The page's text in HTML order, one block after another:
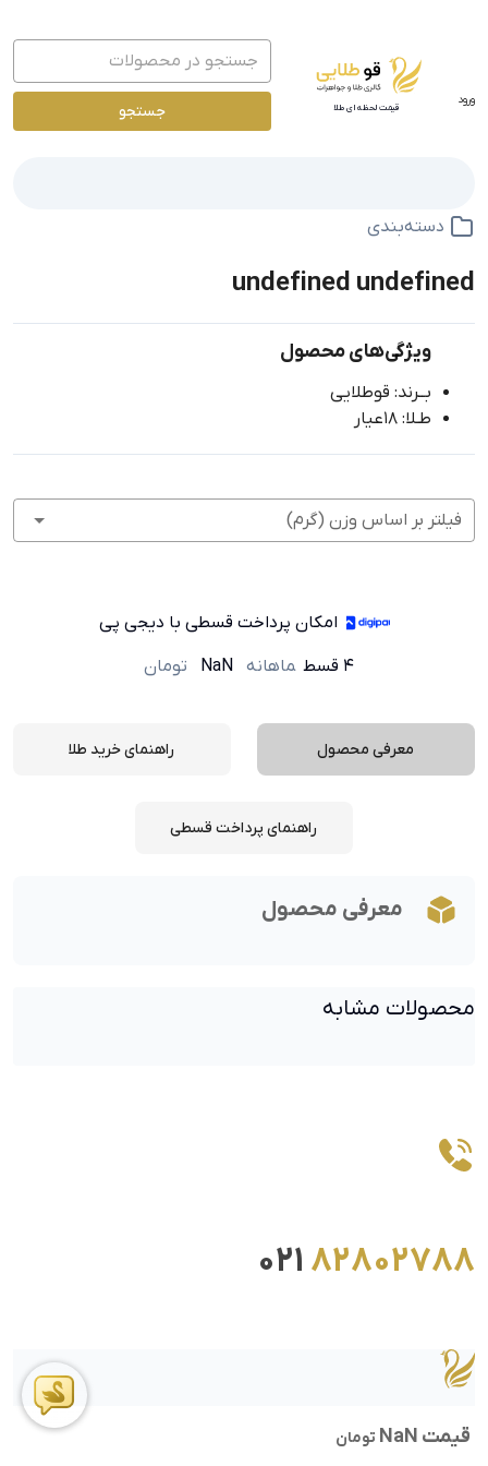
ورود
قیمت لحظه ای طلا جستجو
دسته‌بندی
undefined undefined
ویژگی‌های محصول
بــرند: قوطلایی
طـلا: 18عیار
فیلتر بر اساس وزن (گرم)
امکان پرداخت قسطی با دیجی پی
۴ قسط
ماهانه NaN تومان
قیمت NaN تومان
معرفی محصول راهنمای خرید طلا
راهنمای پرداخت قسطی
معرفی محصول
محصولات مشابه
82802788
021